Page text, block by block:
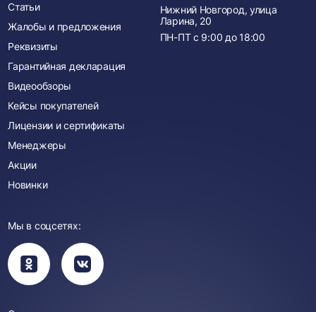
Статьи
Жалобы и предложения
Реквизиты
Гарантийная декларация
Видеообзоры
Кейсы покупателей
Лицензии и сертификаты
Менеджеры
Акции
Новинки
Нижний Новгород, улица
Ларина, 20
ПН-ПТ с 9:00 до 18:00
Мы в соцсетях:
Вы
перейдете
в
группу
Вы
перейдете
в
группу